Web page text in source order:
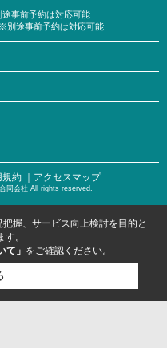
事前予約は対応可能
途事前予約は対応可能
規約 ｜アクセスマップ
同会社 All rights reserved.
握、サービス向上検討を目的と
。
て」 をご確認ください。